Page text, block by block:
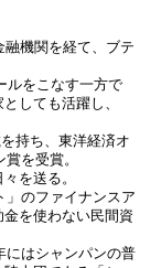
機関を経て、ブテ
ルをこなす一方で
しても活躍し、
持ち、東洋経済オ
を受賞。
を送る。
」のファイナンスア
を使わない民間資
にはシャンパンの普